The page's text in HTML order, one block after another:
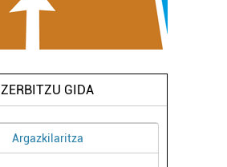
ZERBITZU GIDA
Argazkilaritza